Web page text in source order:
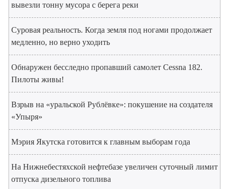
вывезли тонну мусора с берега реки
Суровая реальность. Когда земля под ногами продолжает
медленно, но верно уходить
Обнаружен бесследно пропавший самолет Cessna 182.
Пилоты живы!
Взрыв на «уральской Рублёвке»: покушение на создателя
«Упыря»
Мэрия Якутска готовится к главным выборам года
На Нижнебестяхской нефтебазе увеличен суточный лимит
отпуска дизельного топлива